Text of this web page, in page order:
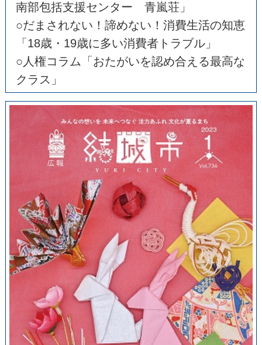
南部包括支援センター 青嵐荘」
○だまされない！諦めない！消費生活の知恵
「18歳・19歳に多い消費者トラブル」
○人権コラム「おたがいを認め合える最高な
クラス」